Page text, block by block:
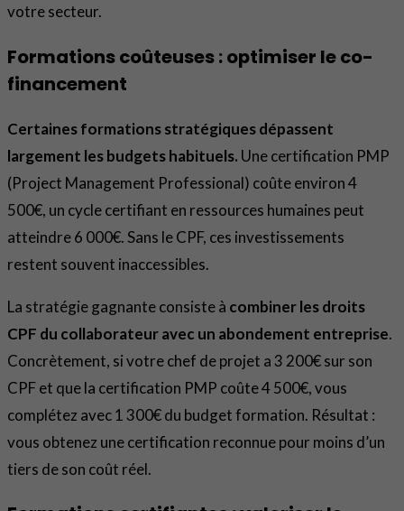
votre secteur.
Formations coûteuses : optimiser le co-
financement
Certaines formations stratégiques dépassent
largement les budgets habituels. Une certification PMP
(Project Management Professional) coûte environ 4
500€, un cycle certifiant en ressources humaines peut
atteindre 6 000€. Sans le CPF, ces investissements
restent souvent inaccessibles.
La stratégie gagnante consiste à combiner les droits
CPF du collaborateur avec un abondement entreprise.
Concrètement, si votre chef de projet a 3 200€ sur son
CPF et que la certification PMP coûte 4 500€, vous
complétez avec 1 300€ du budget formation. Résultat :
vous obtenez une certification reconnue pour moins d’un
tiers de son coût réel.